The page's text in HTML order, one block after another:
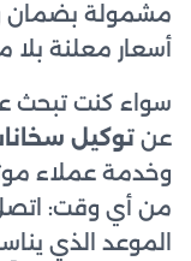
مشمولة بضمان
أسعار معلنة بلا
سواء كنت تبحث
عن توكيل
وخدمة عملاء
من أي وقت:
الموعد الذي